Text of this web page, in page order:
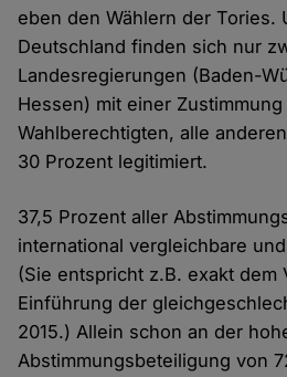
eben den Wählern der Tories.
Deutschland finden sich nur
Landesregierungen (Baden-
Hessen) mit einer
Wahlberechtigten, alle
30 Prozent legitimiert.
37,5 Prozent aller
international vergleichbare
(Sie entspricht z.B. exakt dem
Einführung der
2015.) Allein schon an der
Abstimmungsbeteiligung von